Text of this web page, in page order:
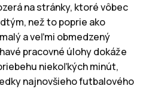
na stránky, ktoré vôbec
než to poprie ako
a veľmi obmedzený
pracovné úlohy dokáže
niekoľkých minút,
najnovšieho futbalového